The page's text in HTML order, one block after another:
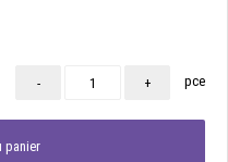
- + pce
panier